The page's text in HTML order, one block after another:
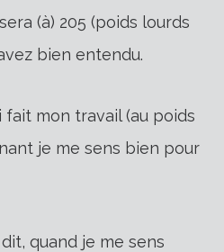
(à) 205 (poids lourds
bien entendu.
fait mon travail (au poids
je me sens bien pour
quand je me sens